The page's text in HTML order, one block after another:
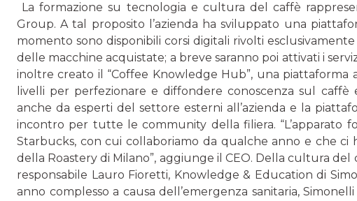
La formazione su tecnologia e cultura del caffè
Group. A tal propo­sito l’azienda ha sviluppato una
momento sono disponibili corsi digitali rivolti
delle macchine acquistate; a breve saranno poi attivati i
inoltre creato il “Coffee Knowledge Hub”, una piattaforma
livelli per perfezionare e diffondere conoscenza sul caffè
anche da esperti del settore esterni all’azienda e la
incontro per tutte le community della filiera. “L’apparato
Starbucks, con cui collaboriamo da qualche anno e che ci
della Roastery di Milano”, aggiunge il CEO. Della cultura
responsabile Lauro Fioretti, Knowledge & Education di
anno complesso a causa dell’emergenza sanitaria,